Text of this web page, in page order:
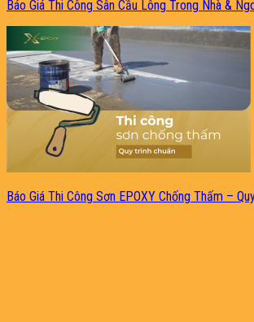
Báo Giá Thi Công Sân Cầu Lông Trong Nhà &
Báo Giá Thi Công Sơn EPOXY Chống Thấm –